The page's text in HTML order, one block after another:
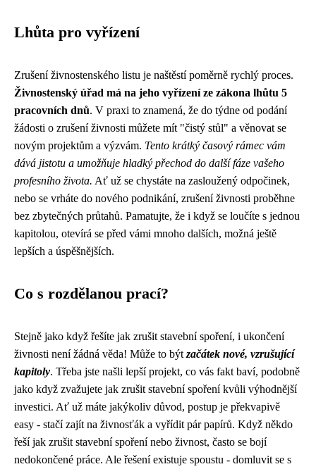
Lhůta pro vyřízení
Zrušení živnostenského listu je naštěstí poměrně rychlý proces.
Živnostenský úřad má na jeho vyřízení ze zákona lhůtu 5
pracovních dnů. V praxi to znamená, že do týdne od podání
žádosti o zrušení živnosti můžete mít "čistý stůl" a věnovat se
novým projektům a výzvám. Tento krátký časový rámec vám
dává jistotu a umožňuje hladký přechod do další fáze vašeho
profesního života. Ať už se chystáte na zasloužený odpočinek,
nebo se vrháte do nového podnikání, zrušení živnosti proběhne
bez zbytečných průtahů. Pamatujte, že i když se loučíte s jednou
kapitolou, otevírá se před vámi mnoho dalších, možná ještě
lepších a úspěšnějších.
Co s rozdělanou prací?
Stejně jako když řešíte jak zrušit stavební spoření, i ukončení
živnosti není žádná věda! Může to být začátek nové, vzrušující
kapitoly. Třeba jste našli lepší projekt, co vás fakt baví, podobně
jako když zvažujete jak zrušit stavební spořeníkvůli výhodnější
investici. Ať už máte jakýkoliv důvod, postup je překvapivě
easy - stačí zajít na živnosťák a vyřídit pár papírů. Když někdo
řeší jak zrušit stavební spoření nebo živnost, často se bojí
nedokončené práce. Ale řešení existuje spoustu - domluvit se s